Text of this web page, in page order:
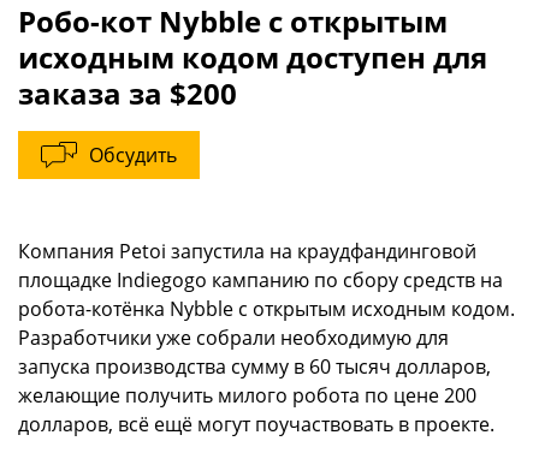
Робо-кот Nybble с открытым
исходным кодом доступен для
заказа за $200
Обсудить
Компания Petoi запустила на краудфандинговой
площадке Indiegogo кампанию по сбору средств на
робота-котёнка Nybble с открытым исходным кодом.
Разработчики уже собрали необходимую для
запуска производства сумму в 60 тысяч долларов,
желающие получить милого робота по цене 200
долларов, всё ещё могут поучаствовать в проекте.